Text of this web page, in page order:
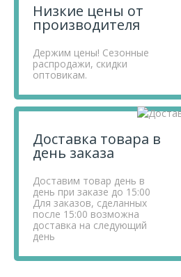
Низкие цены от
производителя
Держим цены! Сезонные
распродажи, скидки
оптовикам.
Доставка товара в
день заказа
Доставим товар день в
день при заказе до 15:00
Для заказов, сделанных
после 15:00 возможна
доставка на следующий
день